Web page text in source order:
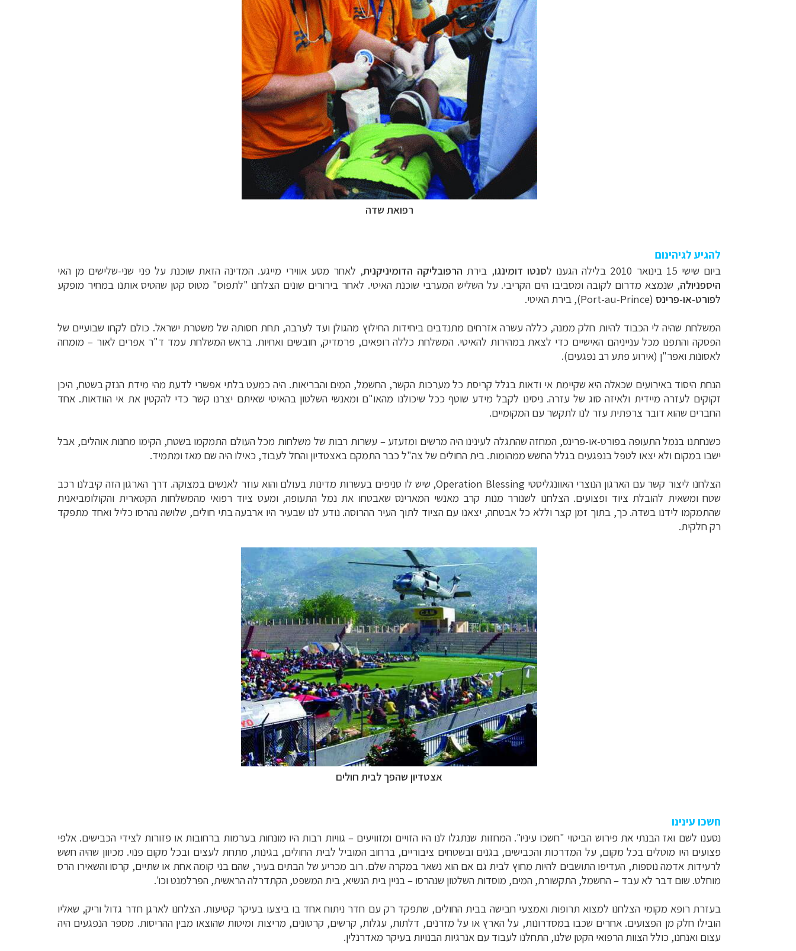
רפואת שדה
להגיע לגיהינום
ביום שישי 15 בינואר 2010 בלילה הגענו ל
סנטו דומינגו, בירת הרפובליקה הדומיניקנית, לאחר מסע אווירי מייגע. המדינה הזאת שוכנת על פני שני-שלישים מן האי
היספניולה, שנמצא מדרום לקובה ומסביבו הים הקריבי. על השליש המערבי שוכנת האיטי. לאחר בירורים שונים הצלחנו "לתפוס" מטוס קטן שהטיס אותנו במחיר מופקע
לפורט-או-פרינס (Port-au-Prince), בירת האיטי.
המשלחת שהיה לי הכבוד להיות חלק ממנה, כללה עשרה אזרחים מתנדבים ביחידות החילוץ מהגולן ועד לערבה, תחת חסותה של משטרת ישראל. כולם לקחו שבועיים של
הפסקה והתפנו מכל ענייניהם האישיים כדי לצאת במהירות להאיטי. המשלחת כללה רופאים, פרמדיק, חובשים ואחיות. בראש המשלחת עמד ד"ר אפרים לאור– מומחה
לאסונות ואפר"ן (אירוע פתע רב נפגעים).
הנחת היסוד באירועים שכאלה היא שקיימת אי ודאות בגלל קריסת כל מערכות הקשר, החשמל, המים והבריאות. היה כמעט בלתי אפשרי לדעת מהי מידת הנזק בשטח, היכן
זקוקים לעזרה מיידית ולאיזה סוג של עזרה. ניסינו לקבל מידע שוטף ככל שיכולנו מהאו"ם ומאנשי השלטון בהאיטי שאיתם יצרנו קשר כדי להקטין את אי הוודאות. אחד
החברים שהוא דובר צרפתית עזר לנו לתקשר עם המקומיים.
כשנחתנו בנמל התעופה בפורט-או-פרינס, המחזה שהתגלה לעינינו היה מרשים ומזעזע– עשרות רבות של משלחות מכל העולם התמקמו בשטח, הקימו מחנות אוהלים, אבל
ישבו במקום ולא יצאו לטפל בנפגעים בגלל החשש ממהומות. בית החולים של צה"ל כבר התמקם באצטדיון והחל לעבוד, כאילו היה שם מאז ומתמיד.
הצלחנו ליצור קשר עם הארגון הנוצרי האוונגליסטי Operation Blessing, שיש לו סניפים בעשרות מדינות בעולם והוא עוזר לאנשים במצוקה. דרך הארגון הזה קיבלנו רכב
שטח ומשאית להובלת ציוד ופצועים. הצלחנו לשנורר מנות קרב מאנשי המארינס שאבטחו את נמל התעופה, ומעט ציוד רפואי מהמשלחות הקטארית והקולומביאנית
שהתמקמו לידנו בשדה. כך, בתוך זמן קצר וללא כל אבטחה, יצאנו עם הציוד לתוך העיר ההרוסה. נודע לנו שבעיר היו ארבעה בתי חולים, שלושה נהרסו כליל ואחד מתפקד
רק חלקית.
אצטדיון שהפך לבית חולים
חשכו עינינו
נסענו לשם ואז הבנתי את פירוש הביטוי "חשכו עיניו". המחזות שנתגלו לנו היו הזויים ומזוויעים– גוויות רבות היו מונחות בערמות ברחובות או פזורות לצידי הכבישים. אלפי
פצועים היו מוטלים בכל מקום, על המדרכות והכבישים, בגנים ובשטחים ציבוריים, ברחוב המוביל לבית החולים, בגינות, מתחת לעצים ובכל מקום פנוי. מכיוון שהיה חשש
לרעידות אדמה נוספות, העדיפו התושבים להיות מחוץ לבית גם אם הוא נשאר במקרה שלם. רוב מכריע של הבתים בעיר, שהם בני קומה אחת או שתיים, קרסו והשאירו הרס
מוחלט. שום דבר לא עבד –החשמל, התקשורת, המים, מוסדות השלטון שנהרסו –בניין בית הנשיא, בית המשפט, הקתדרלה הראשית, הפרלמנט וכו'.
בעזרת רופא מקומי הצלחנו למצוא תרופות ואמצעי חבישה בבית החולים, שתפקד רק עם חדר ניתוח אחד בו ביצעו בעיקר קטיעות. הצלחנו לארגן חדר גדול וריק, שאליו
הובילו חלק מן הפצועים. אחרים שכבו במסדרונות, על הארץ או על מזרנים, דלתות, עגלות, קרשים, קרטונים, מריצות ומיטות שהוצאו מבין ההריסות. מספר הנפגעים היה
עצום ואנחנו, כולל הצוות הרפואי הקטן שלנו, התחלנו לעבוד עם אנרגיות הבנויות בעיקר מאדרנלין.